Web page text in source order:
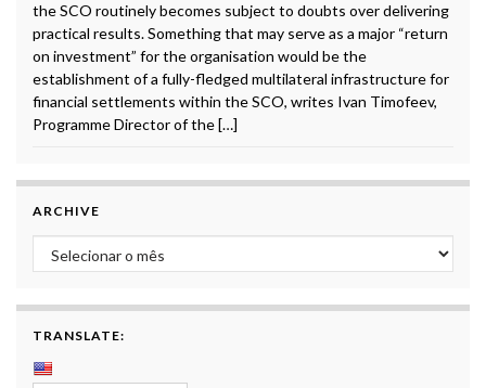
the SCO routinely becomes subject to doubts over delivering
practical results. Something that may serve as a major “return
on investment” for the organisation would be the
establishment of a fully-fledged multilateral infrastructure for
financial settlements within the SCO, writes Ivan Timofeev,
Programme Director of the […]
ARCHIVE
Archive
TRANSLATE: